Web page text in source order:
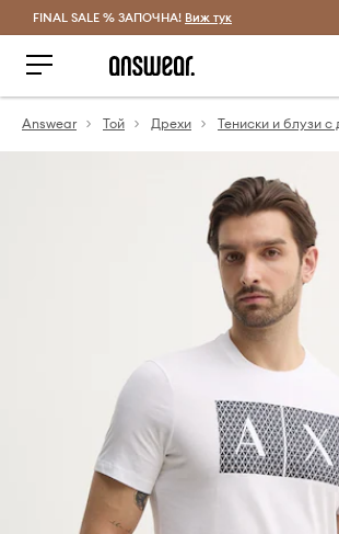
Спестявай с Answear Club
FINAL SALE % ЗАПОЧНА! Виж тук
Answear Той Дрехи Тениски и блузи с